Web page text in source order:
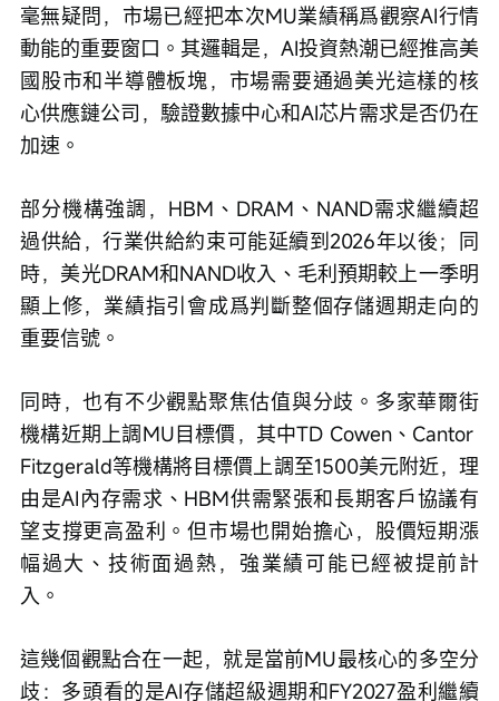
毫無疑問，市場已經把本次MU業績稱爲觀察AI行情
動能的重要窗口。其邏輯是，AI投資熱潮已經推高美
國股市和半導體板塊，市場需要通過美光這樣的核
心供應鏈公司，驗證數據中心和AI芯片需求是否仍在
加速。
部分機構強調，HBM、DRAM、NAND需求繼續超
過供給，行業供給約束可能延續到2026年以後；同
時，美光DRAM和NAND收入、毛利預期較上一季明
顯上修，業績指引會成爲判斷整個存儲週期走向的
重要信號。
同時，也有不少觀點聚焦估值與分歧。多家華爾街
機構近期上調MU目標價，其中TD Cowen、Cantor
Fitzgerald等機構將目標價上調至1500美元附近，理
由是AI內存需求、HBM供需緊張和長期客戶協議有
望支撐更高盈利。但市場也開始擔心，股價短期漲
幅過大、技術面過熱，強業績可能已經被提前計
入。
這幾個觀點合在一起，就是當前MU最核心的多空分
歧：多頭看的是AI存儲超級週期和FY2027盈利繼續